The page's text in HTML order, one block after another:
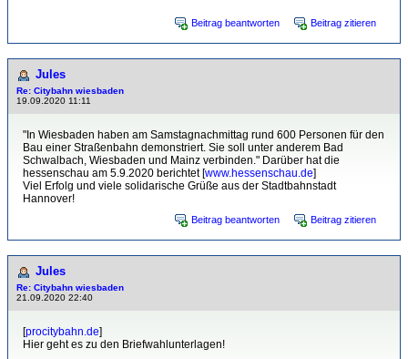
Beitrag beantworten Beitrag zitieren
Jules
Re: Citybahn wiesbaden
19.09.2020 11:11
"In Wiesbaden haben am Samstagnachmittag rund 600 Personen für den
Bau einer Straßenbahn demonstriert. Sie soll unter anderem Bad
Schwalbach, Wiesbaden und Mainz verbinden." Darüber hat die
hessenschau am 5.9.2020 berichtet [www.hessenschau.de]
Viel Erfolg und viele solidarische Grüße aus der Stadtbahnstadt
Hannover!
Beitrag beantworten Beitrag zitieren
Jules
Re: Citybahn wiesbaden
21.09.2020 22:40
[procitybahn.de]
Hier geht es zu den Briefwahlunterlagen!